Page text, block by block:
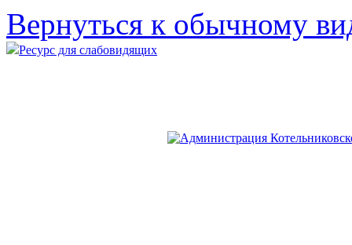
Вернуться к обычному
Ресурс для слабовидящих